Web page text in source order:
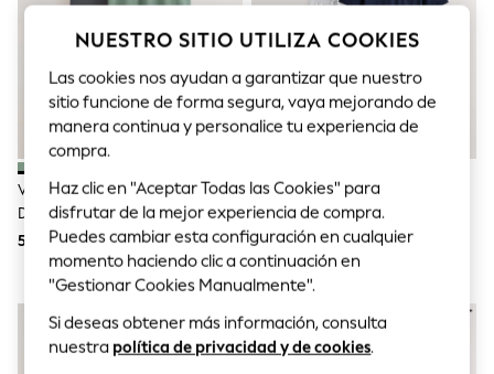
Shirts & Blouses
Swimwear
Shorts & Skirts
Babygrows & Sleepsuits
Jeans
Jumpsuits & Playsuits
All Holiday Shop
Tops
Dresses
Shorts
Skirts
Sandals & Sliders
Rash Vests
Sun Safe Swimwear
Shop All Footwear
New In
Verde Salvia/Gris Pizarra - Pack
De 2 Pijamas Cortos De Punto
50 €
Azul Marino/gris - Pack De 2
Pijamas Cortos De Punto
50 €
NUESTRO SITIO UTILIZA COOKIES
Las cookies nos ayudan a garantizar que nuestro
sitio funcione de forma segura, vaya mejorando de
manera continua y personalice tu experiencia de
compra.
Haz clic en "Aceptar Todas las Cookies" para
disfrutar de la mejor experiencia de compra.
Puedes cambiar esta configuración en cualquier
momento haciendo clic a continuación en
"Gestionar Cookies Manualmente".
Si deseas obtener más información, consulta
nuestra política de privacidad y de cookies.